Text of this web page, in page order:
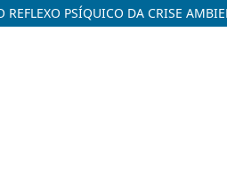
REFLEXO PSÍQUICO DA CRISE